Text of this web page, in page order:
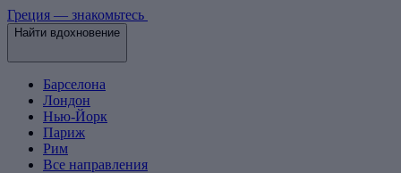
Греция — знакомьтесь
Найти вдохновение
Барселона
Лондон
Нью-Йорк
Париж
Рим
Все направления